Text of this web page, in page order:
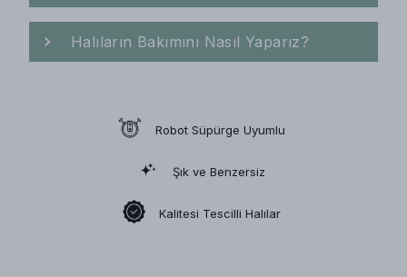
Halıların Bakımını Nasıl Yaparız?
Robot Süpürge Uyumlu
Şık ve Benzersiz
Kalitesi Tescilli Halılar